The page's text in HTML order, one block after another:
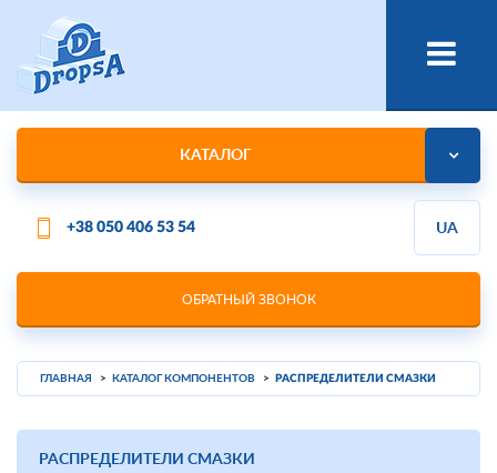
КАТАЛОГ
+38 050 406 53 54
ОБРАТНЫЙ ЗВОНОК
UA
ГЛАВНАЯ КАТАЛОГ КОМПОНЕНТОВ РАСПРЕДЕЛИТЕЛИ СМАЗКИ
РАСПРЕДЕЛИТЕЛИ СМАЗКИ